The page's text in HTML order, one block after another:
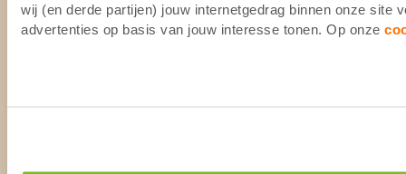
wij (en derde partijen) jouw internetgedrag binnen onze site
advertenties op basis van jouw interesse tonen. Op onze